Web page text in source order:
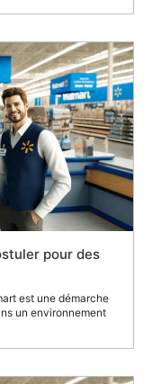
pour des
est une démarche
un environnement